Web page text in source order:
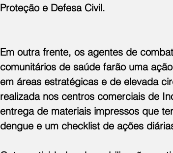
Proteção e Defesa Civil.
Em outra frente, os agentes de
comunitários de saúde farão uma
em áreas estratégicas e de elevada
realizada nos centros comerciais de
entrega de materiais impressos que
dengue e um checklist de ações